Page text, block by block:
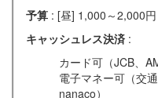
予算 : [昼] 1,000～2,000
キャッシュレス決済 :
カード可（JCB、
電子マネー可（交
nanaco）